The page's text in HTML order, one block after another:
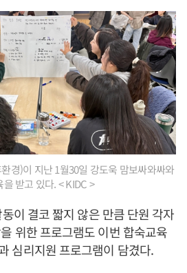
경)이 지난 1월30일 강도욱 맘보싸와싸와
받고 있다. < KIDC >
이 결코 짧지 않은 만큼 단원 각자
위한 프로그램도 이번 합숙교육
심리지원 프로그램이 담겼다.